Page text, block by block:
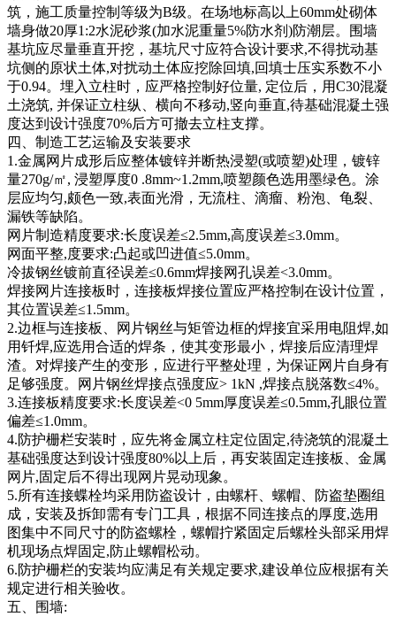
筑，施工质量控制等级为B级。在场地标高以上60mm处砌体
墙身做20厚1:2水泥砂浆(加水泥重量5%防水剂)防潮层。围墙
基坑应尽量垂直开挖，基坑尺寸应符合设计要求,不得扰动基
坑侧的原状土体,对扰动土体应挖除回填,回填士压实系数不小
于0.94。埋入立柱时，应严格控制好位量, 定位后，用C30混凝
土浇筑, 并保证立柱纵、横向不移动,竖向垂直,待基础混凝土强
度达到设计强度70%后方可撤去立柱支撑。
四、制造工艺运输及安装要求
1.金属网片成形后应整体镀锌并断热浸塑(或喷塑)处理，镀锌
量270g/㎡, 浸塑厚度0 .8mm~1.2mm,喷塑颜色选用墨绿色。涂
层应均匀,颇色一致,表面光滑，无流柱、滴瘤、粉泡、龟裂、
漏铁等缺陷。
网片制造精度要求:长度误差≤2.5mm,高度误差≤3.0mm。
网面平整,度要求:凸起或凹进值≤5.0mm。
冷拔钢丝镀前直径误差≤0.6mm焊接网孔误差<3.0mm。
焊接网片连接板时，连接板焊接位置应严格控制在设计位置，
其位置误差≤1.5mm。
2.边框与连接板、网片钢丝与矩管边框的焊接宜采用电阻焊,如
用钎焊,应选用合适的焊条，使其变形最小，焊接后应清理焊
渣。对焊接产生的变形，应进行平整处理，为保证网片自身有
足够强度。网片钢丝焊接点强度应> 1kN ,焊接点脱落数≤4%。
3.连接板精度要求:长度误差<0 5mm厚度误差≤0.5mm,孔眼位置
偏差≤1.0mm。
4.防护栅栏安装时，应先将金属立柱定位固定,待浇筑的混凝土
基础强度达到设计强度80%以上后，再安装固定连接板、金属
网片,固定后不得出现网片晃动现象。
5.所有连接蝶栓均采用防盗设计，由螺杆、螺帽、防盗垫圈组
成，安装及拆卸需有专门工具，根据不同连接点的厚度,选用
图集中不同尺寸的防盗螺栓，螺帽拧紧固定后螺栓头部采用焊
机现场点焊固定,防止螺帽松动。
6.防护栅栏的安装均应满足有关规定要求,建设单位应根据有关
规定进行相关验收。
五、围墙: